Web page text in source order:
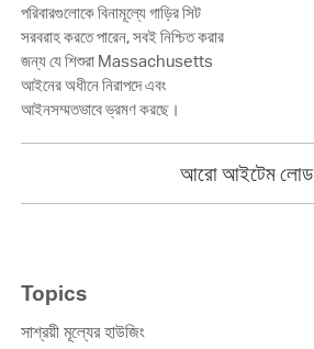
পরিবারগুলোকে বিনামূল্যে গাড়ির সিট
সরবরাহ করতে পারেন, সবই নিশ্চিত করার
জন্য যে শিশুরা Massachusetts
আইনের অধীনে নিরাপদে এবং
আইনসম্মতভাবে ভ্রমণ করছে।
আরো আইটেম লোড
Topics
সাশ্রয়ী মূল্যের হাউজিং